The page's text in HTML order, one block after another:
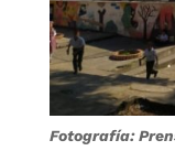
Fotografía: